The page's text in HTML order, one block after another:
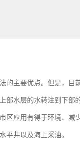
的主要优点。但是，目
部水层的水转注到下部
区应用有得于环境、减
平井以及海上采油。